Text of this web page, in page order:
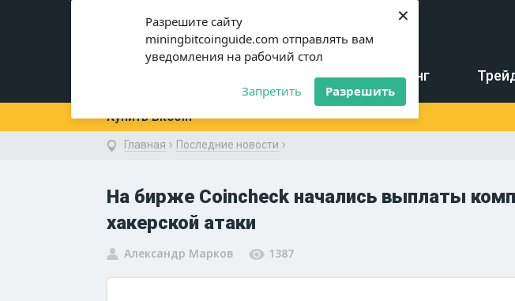
Разрешите сайту
miningbitcoinguide.com отправлять вам
уведомления на рабочий стол
Запретить Разрешить
×
miningbitcoinguide .com
Криптовалюты Майнинг
Купить Bitcoin
Главная › Последние новости ›
На бирже Coincheck начались выплаты
хакерской атаки
Александр Марков 1387